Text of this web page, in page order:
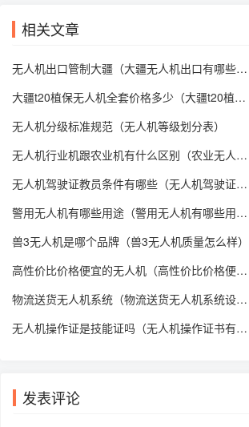
相关文章
无人机出口管制大疆（大疆无人机出口有哪些管制）
大疆t20植保无人机全套价格多少（大疆t20植保无人机技术参数）
无人机分级标准规范（无人机等级划分表）
无人机行业机跟农业机有什么区别（农业无人机属于什么分类）
无人机驾驶证教员条件有哪些（无人机驾驶证培训师资要求）
警用无人机有哪些用途（警用无人机有哪些用途呢）
兽3无人机是哪个品牌（兽3无人机质量怎么样）
高性价比价格便宜的无人机（高性价比价格便宜的无人机推荐）
物流送货无人机系统（物流送货无人机系统设计）
无人机操作证是技能证吗（无人机操作证书有哪些）
发表评论